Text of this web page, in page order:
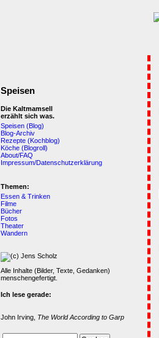
Speisen
Die Kaltmamsell
erzählt sich was.
Speisen (Blog)
Blog-Archiv
Rezepte (Kochblog)
Köche (Blogroll)
About/FAQ
Impressum/Datenschutzerklärung
Themen:
Essen & Trinken
Filme
Bücher
Fotos
Theater
Wandern
Alle Inhalte (Bilder, Texte, Gedanken)
menschengefertigt.
Ich lese gerade:
John Irving, The World According to Garp